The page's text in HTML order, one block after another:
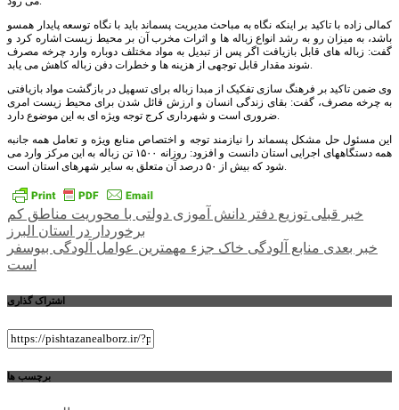
کمالی زاده با تاکید بر اینکه نگاه به مباحث مدیریت پسماند باید با نگاه توسعه پایدار همسو
باشد، به میزان رو به رشد انواع زباله ها و اثرات مخرب آن بر محیط زیست اشاره کرد و
گفت: زباله های قابل بازیافت اگر پس از تبدیل به مواد مختلف دوباره وارد چرخه مصرف
شوند مقدار قابل توجهی از هزینه ها و خطرات دفن زباله کاهش می یابد.
وی ضمن تاکید بر فرهنگ سازی تفکیک از مبدا زباله برای تسهیل در بازگشت مواد بازیافتی
به چرخه مصرف، گفت: بقای زندگی انسان و ارزش قائل شدن برای محیط زیست امری
ضروری است و شهرداری کرج توجه ویژه ای به این موضوع دارد.
این مسئول حل مشکل پسماند را نیازمند توجه و اختصاص منابع ویژه و تعامل همه جانبه
همه دستگاههای اجرایی استان دانست و افزود: روزانه ۱۵۰۰ تن زباله به این مرکز وارد می
شود که بیش از ۵۰ درصد آن متعلق به سایر شهرهای استان است.
راهبری
نوشته
خبر قبلی توزیع دفتر دانش آموزی دولتی با محوریت مناطق کم
برخوردار در استان البرز
خبر بعدی منابع آلودگی خاک جزء مهمترین عوامل آلودگی بیوسفر
است
اشتراک گذاری
برچسب ها